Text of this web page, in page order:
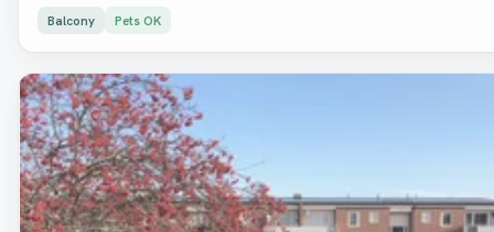
Balcony Pets OK
Removed